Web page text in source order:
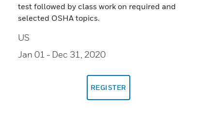
test followed by class work on required and
selected OSHA topics.
US
Jan 01 - Dec 31, 2020
REGISTER